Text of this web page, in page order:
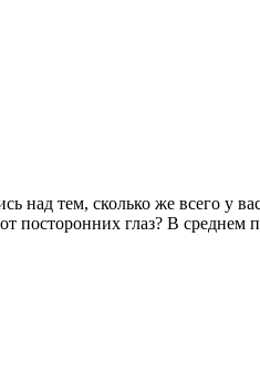
над тем, сколько же всего у
глаз? В среднем